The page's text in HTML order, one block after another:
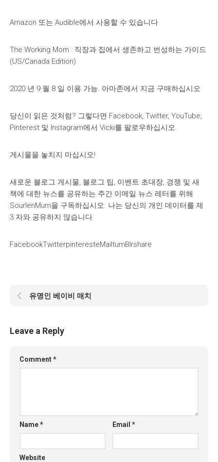
Amazon 또는 Audible에서 사용할 수 있습니다
The Working Mom : 직장과 집에서 생존하고 번성하는 가이드
(US/Canada Edition)
2020 년 9 월 8 일 이용 가능. 아마존에서 지금 구매하십시오
당신이 읽은 것처럼? 그렇다면 Facebook, Twitter, YouTube,
Pinterest 및 Instagram에서 Vicki를 팔로우하십시오.
게시물을 놓치지 마십시오!
새로운 블로그 게시물, 블로그 팁, 이벤트 초대장, 경쟁 및 새
책에 대한 뉴스를 공유하는 주간 이메일 뉴스 레터를 위해
SourlenMum을 구독하십시오. 나는 당신의 개인 데이터를 제
3 자와 공유하지 않습니다.
FacebookTwitterpinteresteMailtumBlrshare
유명인 베이비 매치
Leave a Reply
Comment*
Name* Email*
Website